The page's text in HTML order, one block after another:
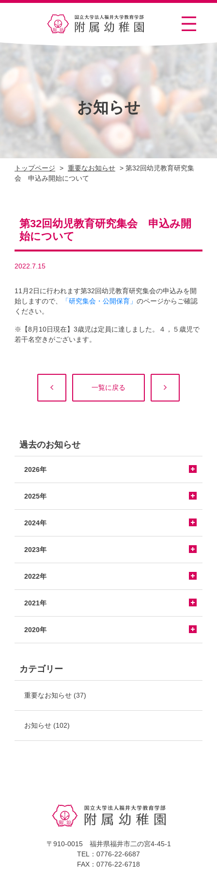
お知らせ
トップページ > 重要なお知らせ > 第32回幼児教育研究集
会 申込み開始について
第32回幼児教育研究集会 申込み開
始について
2022.7.15
11月2日に行われます第32回幼児教育研究集会の申込みを開
始しますので、
「研究集会・公開保育」 のページからご確認
ください。
※【8月10日現在】3歳児は定員に達しました。４，５歳児で
若干名空きがございます。
一覧に戻る
過去のお知らせ
2026年
2025年
2024年
2023年
2022年
2021年
2020年
カテゴリー
重要なお知らせ (37)
お知らせ (102)
〒910-0015 福井県福井市二の宮4-45-1
TEL：0776-22-6687
FAX：0776-22-6718